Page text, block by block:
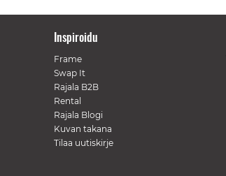
Inspiroidu
Frame
Swap It
Rajala B2B
Rental
Rajala Blogi
Kuvan takana
Tilaa uutiskirje